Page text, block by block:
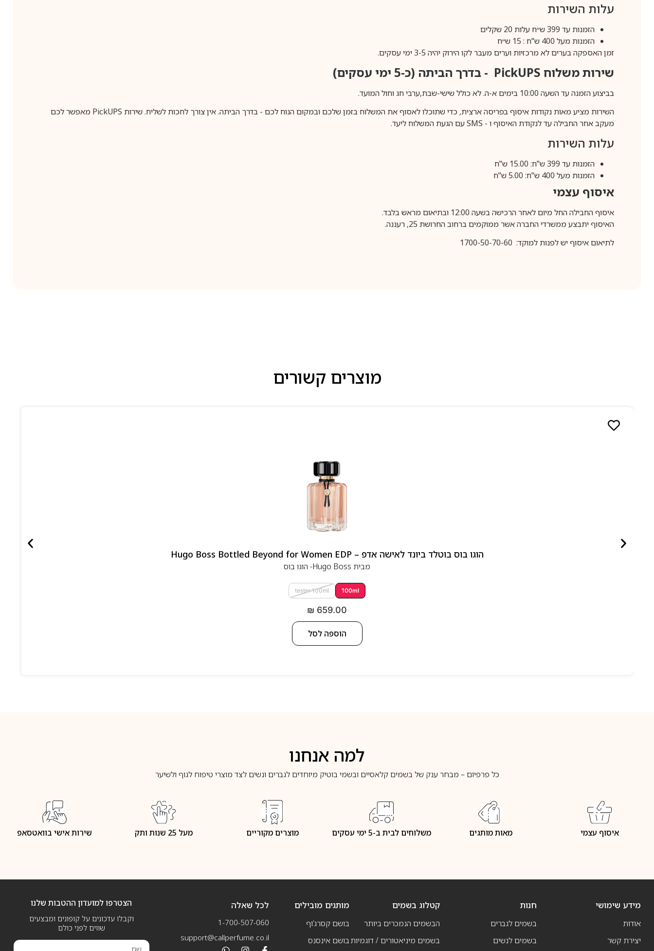
עלות השירות
הזמנות עד 399 ש״ח עלות 20 שקלים
הזמנות מעל 400 ש"ח : 15 ש״ח
זמן האספקה בערים לא מרכזיות וערים מעבר לקו הירוק יהיה 3-5 ימי עסקים.
שירות משלוח PickUPS - בדרך הביתה (כ-5 ימי עסקים)
בביצוע הזמנה עד השעה 10:00 בימים א-ה. לא כולל שישי-שבת,ערבי חג וחול המועד.
השירות מציע מאות נקודות איסוף בפריסה ארצית, כדי שתוכלו לאסוף את המשלוח בזמן שלכם ובמקום הנוח לכם - בדרך הביתה. אין צורך לחכות לשליח. שירות PickUPS מאפשר לכם
מעקב אחר החבילה עד לנקודת האיסוף ו - SMSעם הגעת המשלוח ליעד.
עלות השירות
הזמנות עד 399 ש"ח: 15.00 ש"ח
הזמנות מעל 400 ש"ח: 5.00 ש"ח
איסוף עצמי
איסוף החבילה החל מיום לאחר הרכישה בשעה 12:00 ובתיאום מראש בלבד.
האיסוף יתבצע ממשרדי החברה אשר ממוקמים ברחוב החרושת 25, רעננה.
לתיאום איסוף יש לפנות למוקד: 1700-50-70-60
מוצרים קשורים
הוגו בוס בוטלד ביונד לאישה אדפ – Hugo Boss Bottled Beyond for Women EDP
מבית Hugo Boss- הוגו בוס
100ml
tester 100ml
₪ 659.00
הוספה לסל
למה אנחנו
כל פרפיום – מבחר ענק של בשמים קלאסיים ובשמי בוטיק מיוחדים לגברים ונשים לצד מוצרי טיפוח לגוף ולשיער
איסוף עצמי מאות מותגים משלוחים לבית ב-5 ימי עסקים מוצרים מקוריים מעל 25 שנות ותק שירות אישי בוואטסאפ
מידע שימושי
אודות
יצירת קשר
חנות
בשמים לגברים
בשמים לנשים
קטלוג בשמים
הבשמים הנמכרים ביותר
בשמים מיניאטורים / דוגמיות
מותגים מובילים
בושם קסרג’וף
בושם אינסנס
לכל שאלה
1-700-507-060
support@callperfume.co.il
הצטרפו למועדון ההטבות שלנו
וקבלו עדכונים על קופונים ומבצעים
שווים לפני כולם